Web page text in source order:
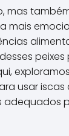
mas
mais
usar iscas
adequados